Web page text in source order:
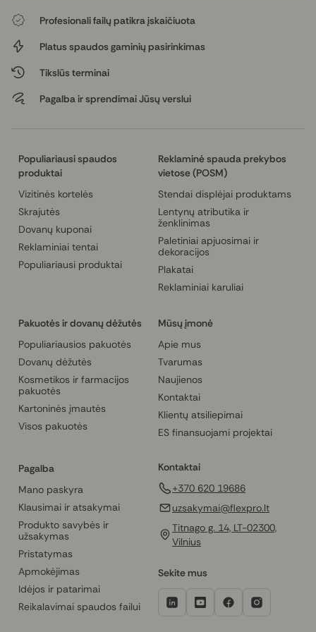
Profesionali failų patikra įskaičiuota
Platus spaudos gaminių pasirinkimas
Tikslūs terminai
Pagalba ir sprendimai Jūsų verslui
Populiariausi spaudos
produktai
Vizitinės kortelės
Skrajutės
Dovanų kuponai
Reklaminiai tentai
Populiariausi produktai
Reklaminė spauda prekybos
vietose (POSM)
Stendai displėjai produktams
Lentynų atributika ir
ženklinimas
Paletiniai apjuosimai ir
dekoracijos
Plakatai
Reklaminiai karuliai
Pakuotės ir dovanų dėžutės
Populiariausios pakuotės
Dovanų dėžutės
Kosmetikos ir farmacijos
pakuotės
Kartoninės įmautės
Visos pakuotės
Mūsų įmonė
Apie mus
Tvarumas
Naujienos
Kontaktai
Klientų atsiliepimai
ES finansuojami projektai
Pagalba
Mano paskyra
Klausimai ir atsakymai
Produkto savybės ir
užsakymas
Pristatymas
Apmokėjimas
Idėjos ir patarimai
Reikalavimai spaudos failui
Kontaktai
+370 620 19686
uzsakymai@flexpro.lt
Titnago g. 14, LT-02300,
Vilnius
Sekite mus